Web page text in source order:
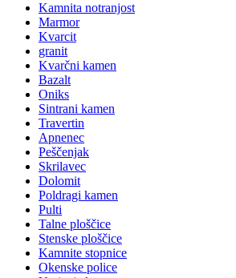
Kamnita notranjost
Marmor
Kvarcit
granit
Kvarčni kamen
Bazalt
Oniks
Sintrani kamen
Travertin
Apnenec
Peščenjak
Skrilavec
Dolomit
Poldragi kamen
Pulti
Talne ploščice
Stenske ploščice
Kamnite stopnice
Okenske police